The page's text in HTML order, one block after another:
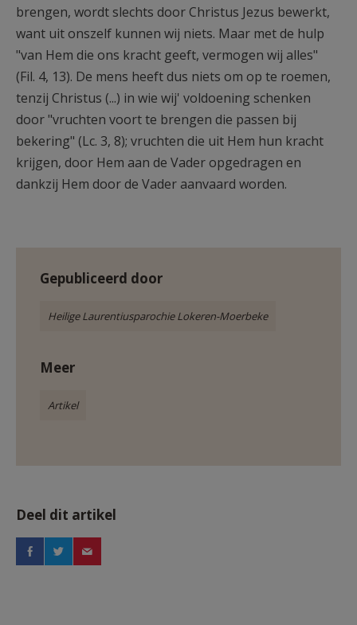
brengen, wordt slechts door Christus Jezus bewerkt,
want uit onszelf kunnen wij niets. Maar met de hulp
"van Hem die ons kracht geeft, vermogen wij alles"
(Fil. 4, 13). De mens heeft dus niets om op te roemen,
tenzij Christus (...) in wie wij' voldoening schenken
door "vruchten voort te brengen die passen bij
bekering" (Lc. 3, 8); vruchten die uit Hem hun kracht
krijgen, door Hem aan de Vader opgedragen en
dankzij Hem door de Vader aanvaard worden.
Gepubliceerd door
Heilige Laurentiusparochie Lokeren-Moerbeke
Meer
Artikel
Deel dit artikel